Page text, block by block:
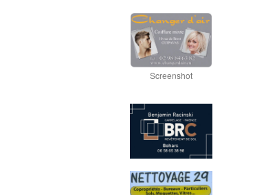
Screenshot